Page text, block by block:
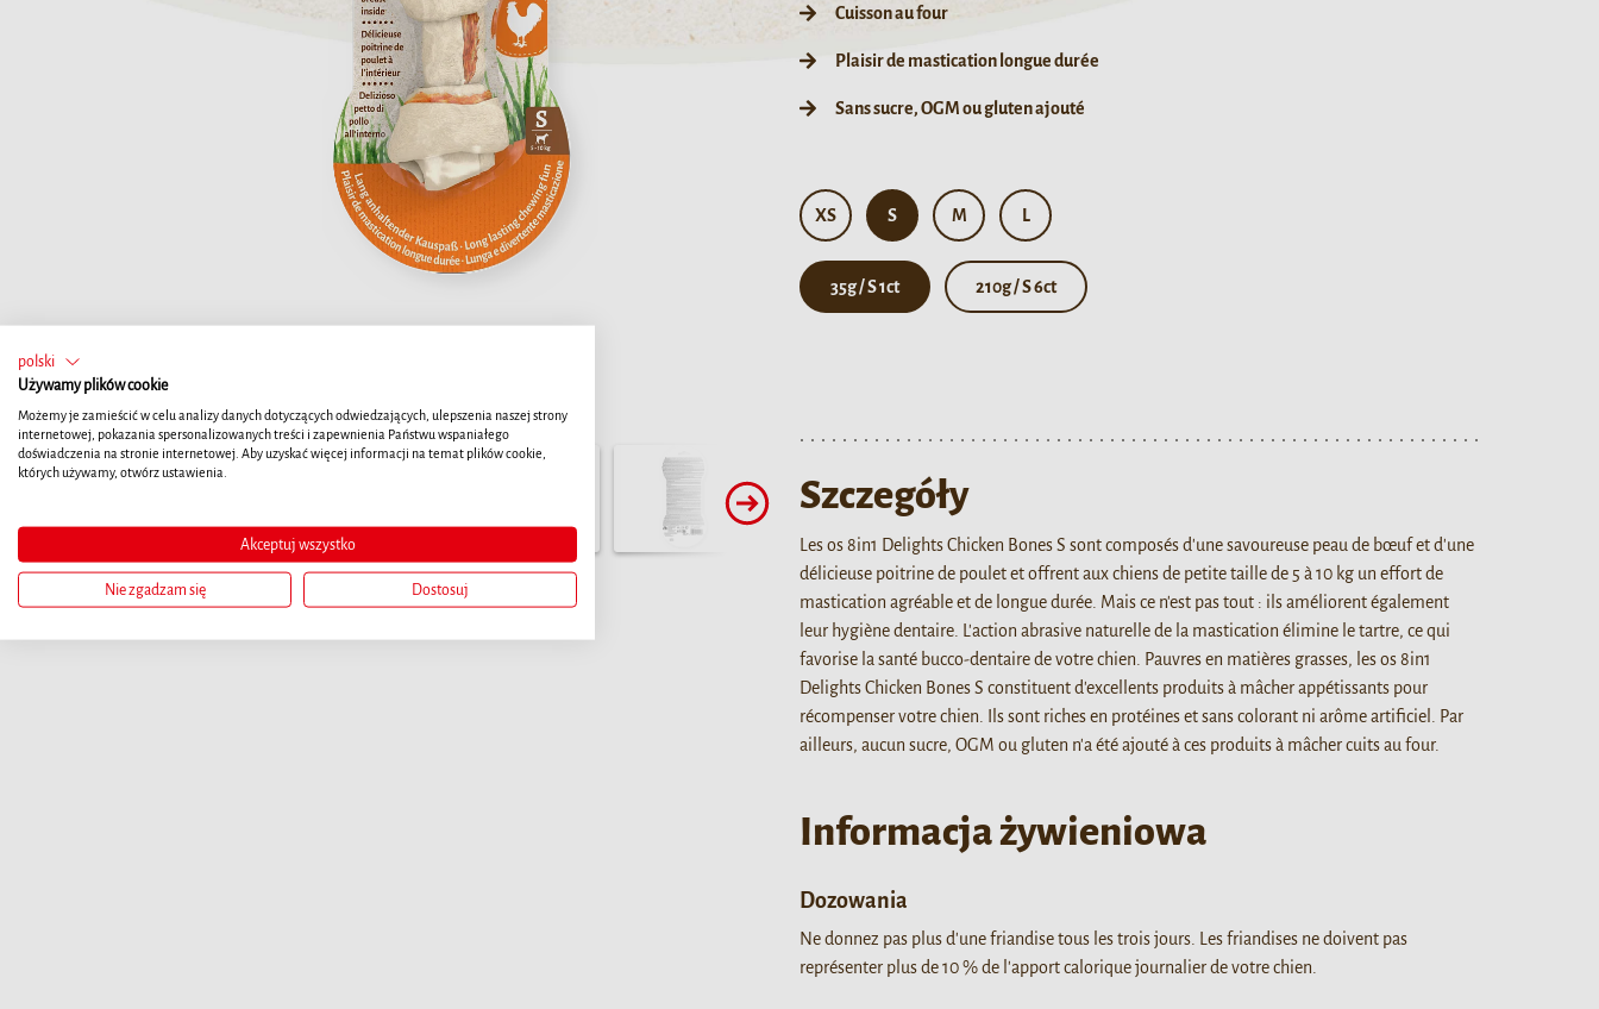
Cuisson au four
Plaisir de mastication longue durée
Sans sucre, OGM ou gluten ajouté
XS S M L
35g / S 1ct 210g / S 6ct
Szczegóły
Les os 8in1 Delights Chicken Bones S sont composés d'une savoureuse peau de bœuf et d'une
délicieuse poitrine de poulet et offrent aux chiens de petite taille de 5 à 10 kg un effort de
mastication agréable et de longue durée. Mais ce n'est pas tout : ils améliorent également
leur hygiène dentaire. L'action abrasive naturelle de la mastication élimine le tartre, ce qui
favorise la santé bucco-dentaire de votre chien. Pauvres en matières grasses, les os 8in1
Delights Chicken Bones S constituent d'excellents produits à mâcher appétissants pour
récompenser votre chien. Ils sont riches en protéines et sans colorant ni arôme artificiel. Par
ailleurs, aucun sucre, OGM ou gluten n'a été ajouté à ces produits à mâcher cuits au four.
Informacja żywieniowa
Dozowania
Ne donnez pas plus d'une friandise tous les trois jours. Les friandises ne doivent pas
représenter plus de 10 % de l'apport calorique journalier de votre chien.
polski
Używamy plików cookie
Możemy je zamieścić w celu analizy danych dotyczących odwiedzających, ulepszenia naszej strony
internetowej, pokazania spersonalizowanych treści i zapewnienia Państwu wspaniałego
doświadczenia na stronie internetowej. Aby uzyskać więcej informacji na temat plików cookie,
których używamy, otwórz ustawienia.
Akceptuj wszystko
Nie zgadzam się Dostosuj